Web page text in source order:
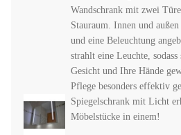
Wandschrank mit zwei
Stauraum. Innen und
und eine Beleuchtung
strahlt eine Leuchte,
Gesicht und Ihre Hände
Pflege besonders effektiv
Spiegelschrank mit Licht
Möbelstücke in einem!